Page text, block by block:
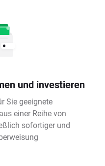
und investieren
Sie geeignete
einer Reihe von
sofortiger und